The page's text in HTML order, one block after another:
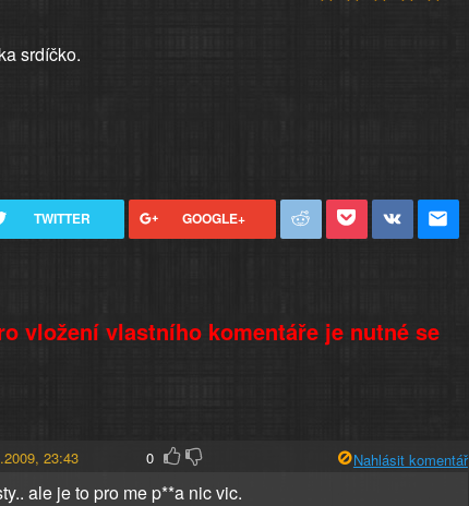
srdíčko.
TWITTER GOOGLE+
vložení vlastního komentáře je nutné se
23:43 0 Nahlásit komentář
ale je to pro me p**a nic vic.